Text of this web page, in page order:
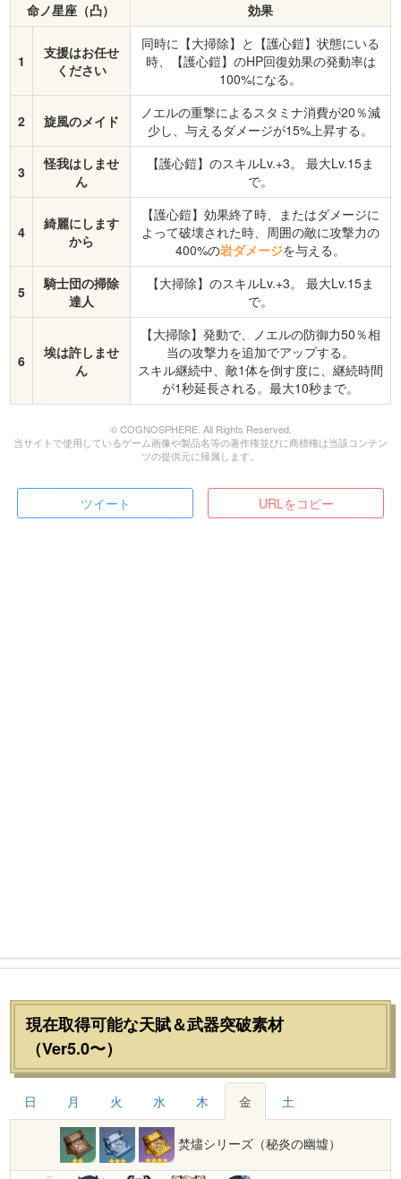
命ノ星座（凸） 効果
1
支援はお任せ
ください
同時に【大掃除】と【護心鎧】状態にいる
時、【護心鎧】のHP回復効果の発動率は
100%になる。
2 旋風のメイド
ノエルの重撃によるスタミナ消費が20％減
少し、与えるダメージが15%上昇する。
3
怪我はしませ
ん
【護心鎧】のスキルLv.+3。 最大Lv.15ま
で。
4
綺麗にします
から
【護心鎧】効果終了時、またはダメージに
よって破壊された時、周囲の敵に攻撃力の
400%の岩ダメージを与える。
5
騎士団の掃除
達人
【大掃除】のスキルLv.+3。 最大Lv.15ま
で。
6
埃は許しませ
ん
【大掃除】発動で、ノエルの防御力50％相
当の攻撃力を追加でアップする。
スキル継続中、敵1体を倒す度に、継続時間
が1秒延長される。最大10秒まで。
© COGNOSPHERE. All Rights Reserved.
当サイトで使用しているゲーム画像や製品名等の著作権並びに商標権は当該コンテン
ツの提供元に帰属します。
ツイート URLをコピー
現在取得可能な天賦＆武器突破素材
（Ver5.0〜）
日 月 火 水 木 金 土
焚燼シリーズ（秘炎の幽墟）